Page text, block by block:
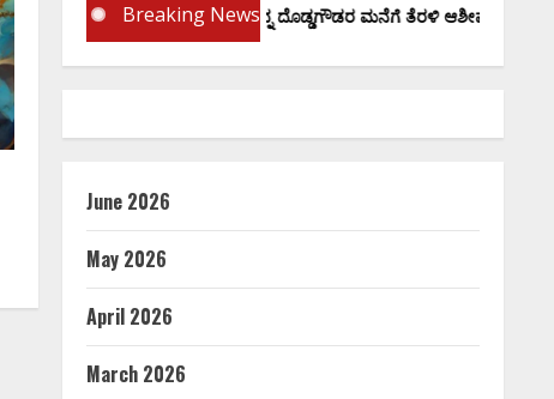
Breaking News
ಪ್ರಮಾಣ ವಚನಕ್ಕೂ ಮುನ್ನ ದೊಡ್ಡಗೌಡರ ಮನೆಗೆ ತೆರಳಿ ಆಶೀರ್ವಾದ ಪಡೆದ
June 2026
May 2026
April 2026
March 2026